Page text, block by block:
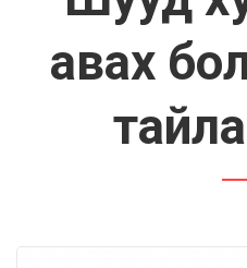
авах